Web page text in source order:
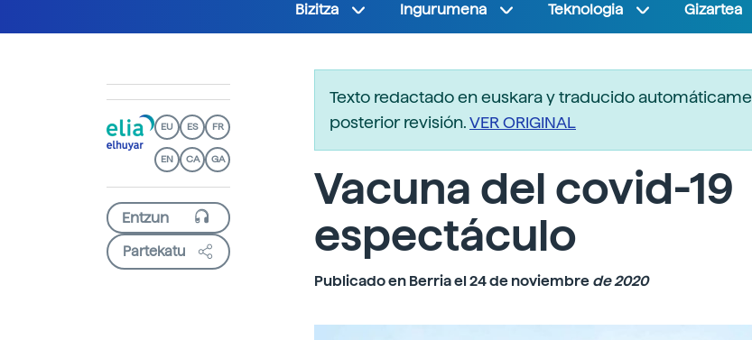
Bizitza Ingurumena Teknologia Gizartea
EU ES FR
EN CA GA
Partekatu
Texto redactado en euskara y traducido
posterior revisión.VER ORIGINAL
Vacuna del covid-19
espectáculo
Publicado en Berria el 24 de noviembre de 2020